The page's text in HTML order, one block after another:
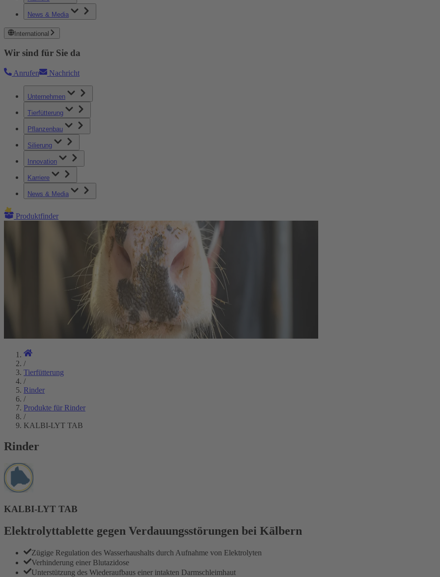
News & Media
International
Wir sind für Sie da
Anrufen Nachricht
Unternehmen
Tierfütterung
Pflanzenbau
Silierung
Innovation
Karriere
News & Media
Produktfinder
/
Tierfütterung
/
Rinder
/
Produkte für Rinder
/
KALBI-LYT TAB
Rinder
KALBI-LYT TAB
Elektrolyttablette gegen Verdauungsstörungen bei Kälbern
Zügige Regulation des Wasserhaushalts durch Aufnahme von Elektrolyten
Verhinderung einer Blutazidose
Unterstützung des Wiederaufbaus einer intakten Darmschleimhaut